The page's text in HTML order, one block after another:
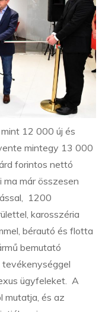
12 000 új és
mintegy 13 000
forintos nettó
már összesen
1200
karosszéria
bérautó és flotta
bemutató
ügyfeleket. A
mutatja, és az